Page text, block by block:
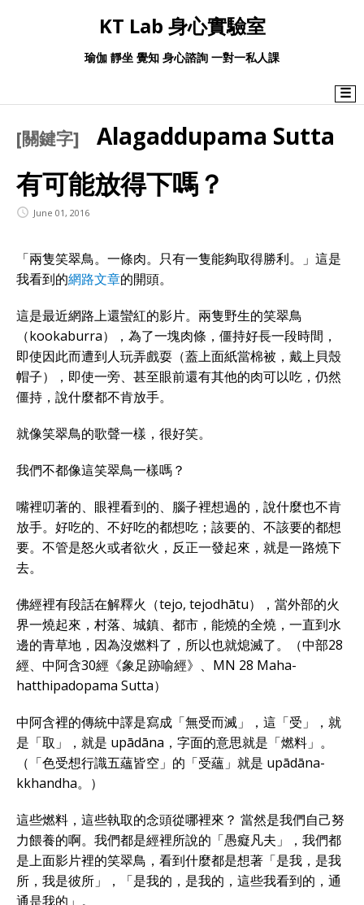
KT Lab 身心實驗室
瑜伽 靜坐 覺知 身心諮詢 一對一私人課
☰
[關鍵字] Alagaddupama Sutta
有可能放得下嗎？
June 01, 2016
「兩隻笑翠鳥。一條肉。只有一隻能夠取得勝利。」這是
我看到的網路文章的開頭。
這是最近網路上還蠻紅的影片。兩隻野生的笑翠鳥
（kookaburra），為了一塊肉條，僵持好長一段時間，
即使因此而遭到人玩弄戲耍（蓋上面紙當棉被，戴上貝殼
帽子），即使一旁、甚至眼前還有其他的肉可以吃，仍然
僵持，說什麼都不肯放手。
就像笑翠鳥的歌聲一樣，很好笑。
我們不都像這笑翠鳥一樣嗎？
嘴裡叨著的、眼裡看到的、腦子裡想過的，說什麼也不肯
放手。好吃的、不好吃的都想吃；該要的、不該要的都想
要。不管是怒火或者欲火，反正一發起來，就是一路燒下
去。
佛經裡有段話在解釋火（tejo, tejodhātu），當外部的火
界一燒起來，村落、城鎮、都市，能燒的全燒，一直到水
邊的青草地，因為沒燃料了，所以也就熄滅了。（中部28
經、中阿含30經《象足跡喻經》、MN 28 Maha-
hatthipadopama Sutta）
中阿含裡的傳統中譯是寫成「無受而滅」，這「受」，就
是「取」，就是 upādāna，字面的意思就是「燃料」。
（「色受想行識五蘊皆空」的「受蘊」就是 upādāna-
kkhandha。）
這些燃料，這些執取的念頭從哪裡來？ 當然是我們自己努
力餵養的啊。我們都是經裡所說的「愚癡凡夫」，我們都
是上面影片裡的笑翠鳥，看到什麼都是想著「是我，是我
所，我是彼所」，「是我的，是我的，這些我看到的，通
通是我的」。